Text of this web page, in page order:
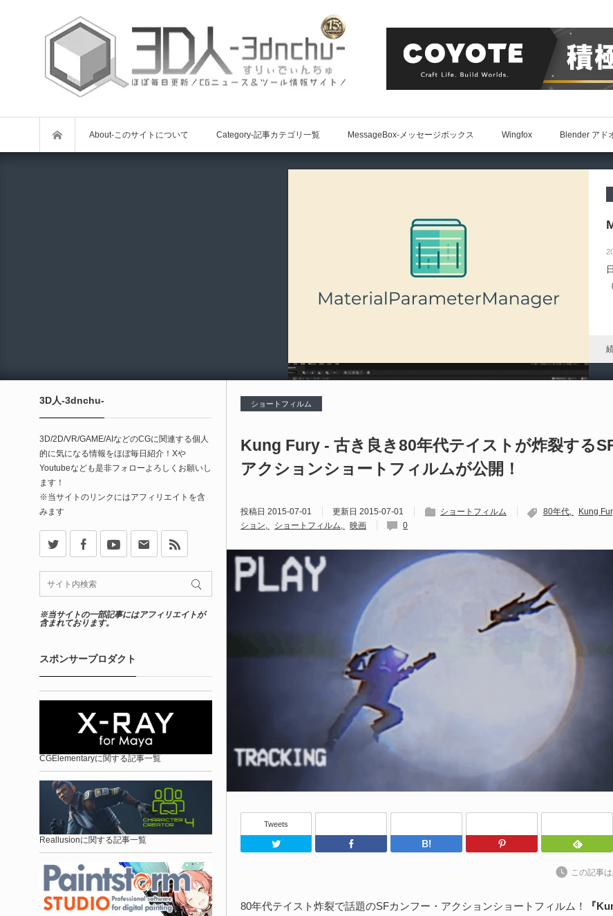
About-このサイトについて Category-記事カテゴリ一覧 MessageBox-メッセージボックス Wingfox Blender アド
ショートフィルム
Kung Fury - 古き良き80年代テイストが炸裂する
アクションショートフィルムが公開！
投稿日 2015-07-01 更新日 2015-07-01 ショートフィルム 80年代 Kung
ション
ショートフィルム 映画 0
Tweets
Twitter Facebook はてなブックマークPinterest
この記事
80年代テイスト炸裂で話題のSFカンフー・アクションショートフィルム！ 『
3D人-3dnchu-
3D/2D/VR/GAME/AIなどのCGに関連する個人
的に気になる情報をほぼ毎日紹介！Xや
Youtubeなども是非フォローよろしくお願いし
ます！
※当サイトのリンクにはアフィリエイトを含
みます
※当サイトの一部記事にはアフィリエイトが
含まれております。
スポンサープロダクト
CGElementaryに関する記事一覧
Reallusionに関する記事一覧